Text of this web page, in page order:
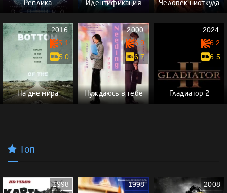
Реплика Идентификация Человек ниоткуда
На дне мира
2016
5.1
5.0
Нуждаюсь в тебе
2000
6.9
6.7
Гладиатор 2
2024
6.2
6.5
Топ
1998 1998 2008